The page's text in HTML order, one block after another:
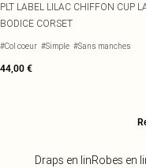
PLT LABEL LILAC CHIFFON CUP
BODICE CORSET
#Col coeur #Simple #Sans manches
44,00 €
Draps en linRobes en